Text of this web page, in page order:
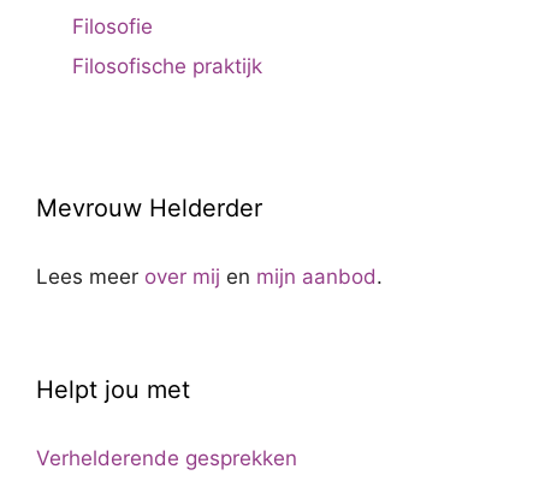
Filosofie
Filosofische praktijk
Mevrouw Helderder
Lees meer over mij en mijn aanbod.
Helpt jou met
Verhelderende gesprekken